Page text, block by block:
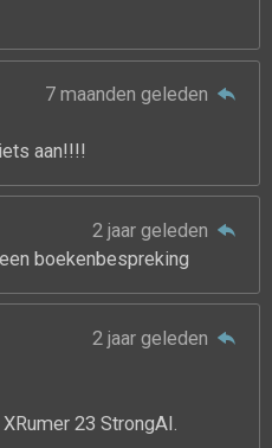
7 maanden geleden
aan!!!!
2 jaar geleden
boekenbespreking
2 jaar geleden
23 StrongAI.